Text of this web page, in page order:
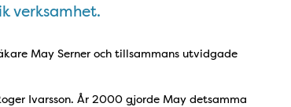
verksamhet.
May Serner och tillsammans utvidgade
Ivarsson. År 2000 gjorde May detsamma